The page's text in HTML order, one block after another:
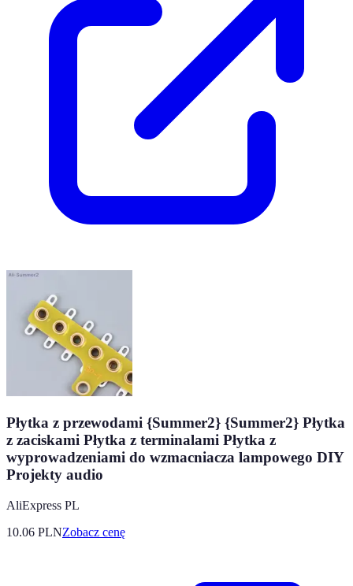
Płytka z przewodami {Summer2} {Summer2} Płytka
z zaciskami Płytka z terminalami Płytka z
wyprowadzeniami do wzmacniacza lampowego DIY
Projekty audio
AliExpress PL
10.06 PLNZobacz cenę